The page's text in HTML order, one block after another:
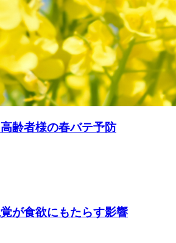
齢者様の春バテ予防
覚が食欲にもたらす影響